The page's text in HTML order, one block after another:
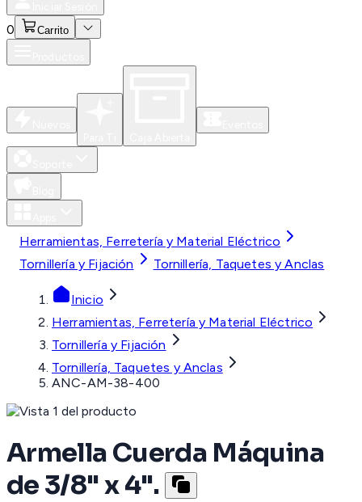
0 Carrito
Herramientas, Ferretería y Material Eléctrico
Tornillería y Fijación
Tornillería, Taquetes y Anclas
Inicio
Herramientas, Ferretería y Material Eléctrico
Tornillería y Fijación
Tornillería, Taquetes y Anclas
ANC-AM-38-400
Armella Cuerda Máquina
de 3/8" x 4".